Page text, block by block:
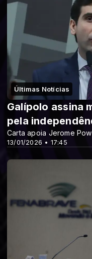
Últimas Notícias
13/01/2026 • 17:45
Galípolo assina
pela
Carta apoia Jerome